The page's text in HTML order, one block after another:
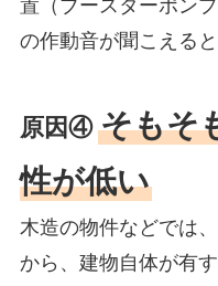
置（ブースターポン
の作動音が聞こえる
原因④ そもそ
性が低い
木造の物件などでは
から、建物自体が有